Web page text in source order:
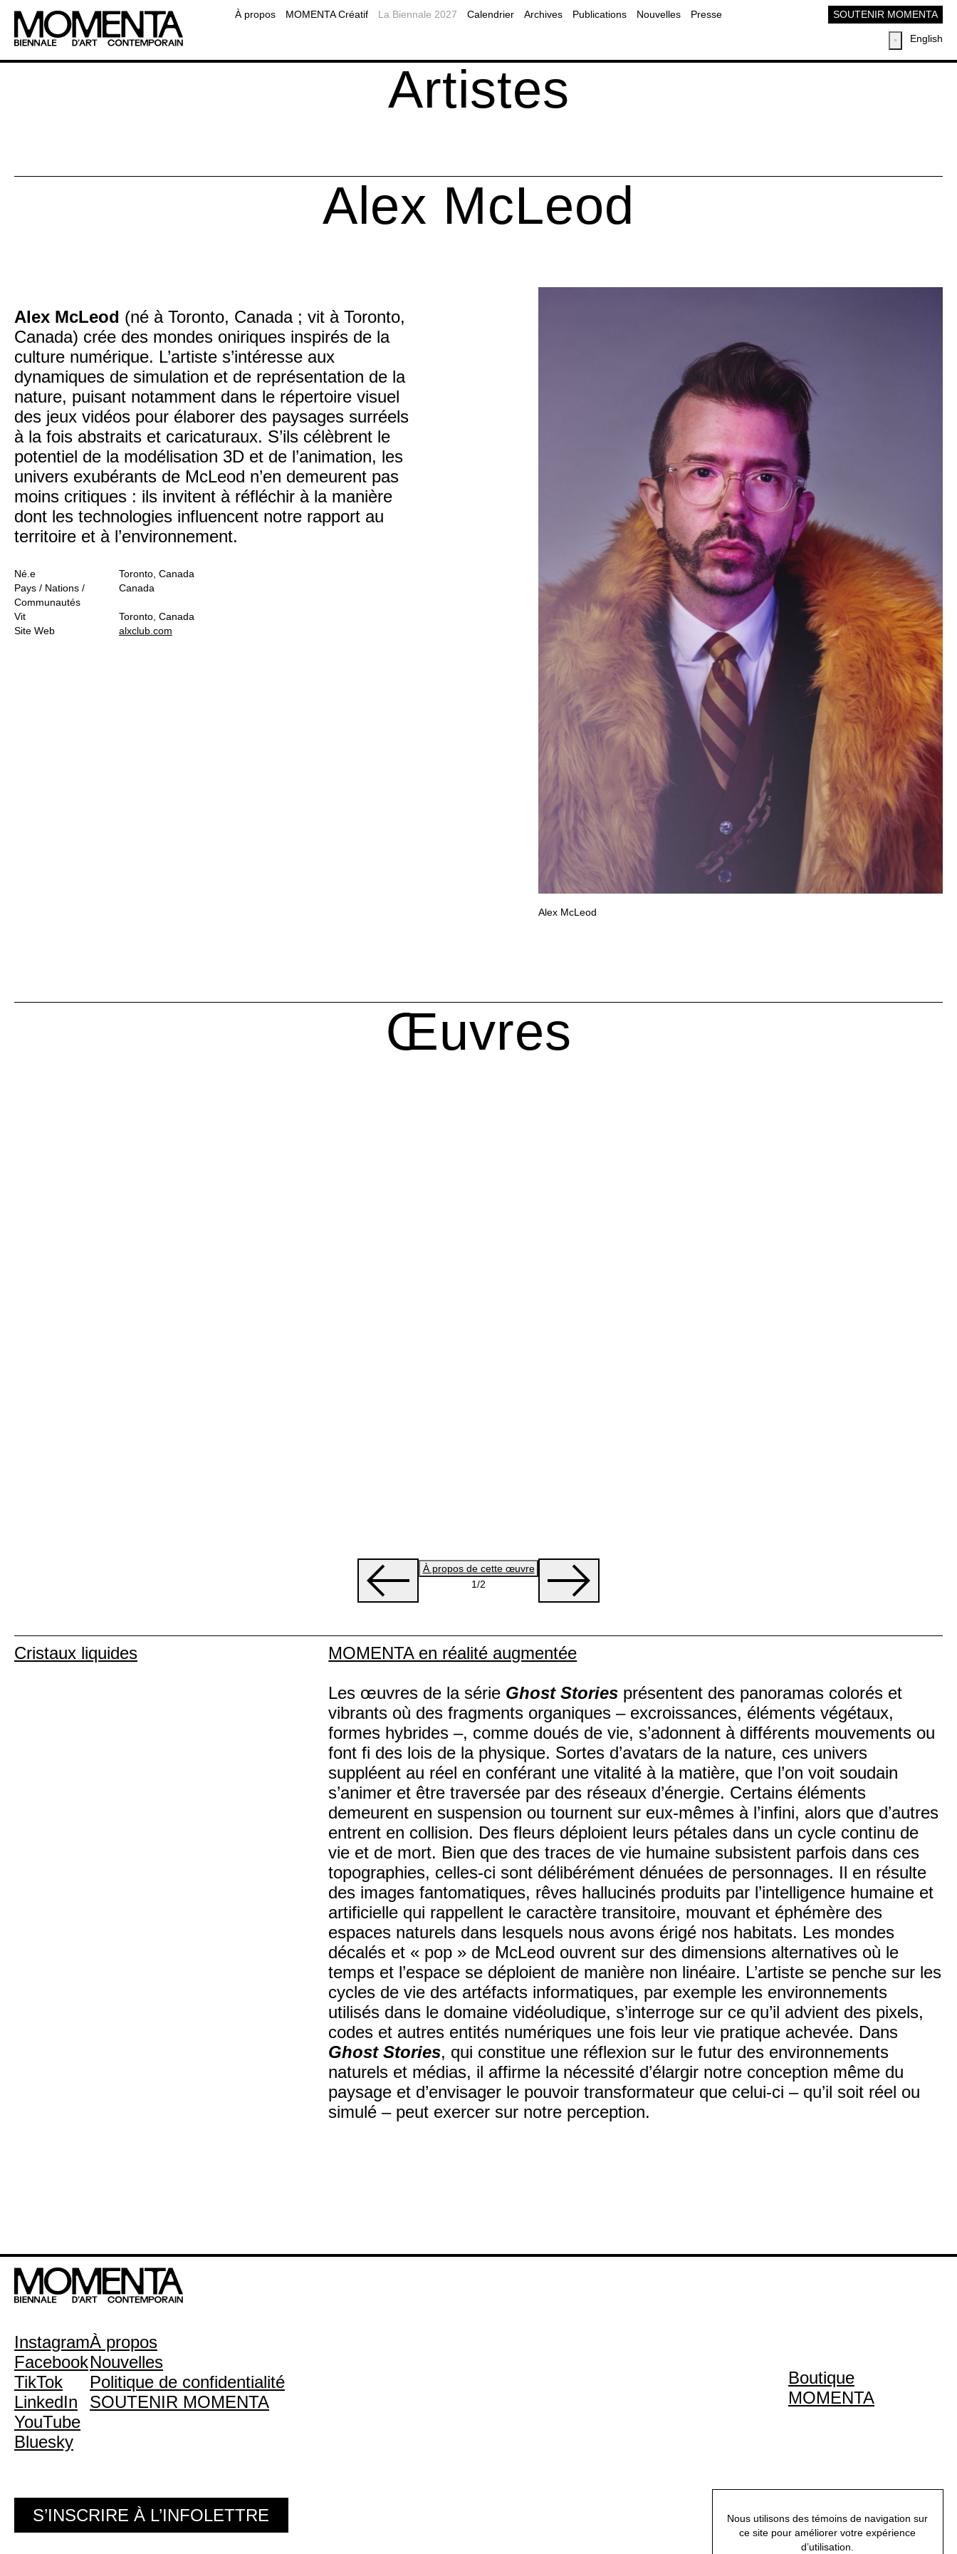
À propos
Contact
MOMENTA Créatif
2017
La Biennale 2027
Accessibilité
Calendrier Archives
Programmes publicsPublications Nouvelles Presse SOUTENIR MOMENTA
English
Artistes
Alex McLeod
Alex McLeod (né à Toronto, Canada ; vit à Toronto,
Canada) crée des mondes oniriques inspirés de la
culture numérique. L’artiste s’intéresse aux
dynamiques de simulation et de représentation de la
nature, puisant notamment dans le répertoire visuel
des jeux vidéos pour élaborer des paysages surréels
à la fois abstraits et caricaturaux. S’ils célèbrent le
potentiel de la modélisation 3D et de l’animation, les
univers exubérants de McLeod n’en demeurent pas
moins critiques : ils invitent à réfléchir à la manière
dont les technologies influencent notre rapport au
territoire et à l’environnement.
Né.e
Toronto, Canada
Pays / Nations /
Communautés
Canada
Vit
Toronto, Canada
Site Web
alxclub.com
Alex McLeod
Œuvres
À propos de cette œuvre
1/2
Cristaux liquides MOMENTA en réalité augmentée
Les œuvres de la série Ghost Stories présentent des panoramas colorés et
vibrants où des fragments organiques – excroissances, éléments végétaux,
formes hybrides –, comme doués de vie, s’adonnent à différents mouvements ou
font fi des lois de la physique. Sortes d’avatars de la nature, ces univers
suppléent au réel en conférant une vitalité à la matière, que l’on voit soudain
s’animer et être traversée par des réseaux d’énergie. Certains éléments
demeurent en suspension ou tournent sur eux-mêmes à l’infini, alors que d’autres
entrent en collision. Des fleurs déploient leurs pétales dans un cycle continu de
vie et de mort. Bien que des traces de vie humaine subsistent parfois dans ces
topographies, celles-ci sont délibérément dénuées de personnages. Il en résulte
des images fantomatiques, rêves hallucinés produits par l’intelligence humaine et
artificielle qui rappellent le caractère transitoire, mouvant et éphémère des
espaces naturels dans lesquels nous avons érigé nos habitats. Les mondes
décalés et « pop » de McLeod ouvrent sur des dimensions alternatives où le
temps et l’espace se déploient de manière non linéaire. L’artiste se penche sur les
cycles de vie des artéfacts informatiques, par exemple les environnements
utilisés dans le domaine vidéoludique, s’interroge sur ce qu’il advient des pixels,
codes et autres entités numériques une fois leur vie pratique achevée. Dans
Ghost Stories, qui constitue une réflexion sur le futur des environnements
naturels et médias, il affirme la nécessité d’élargir notre conception même du
paysage et d’envisager le pouvoir transformateur que celui-ci – qu’il soit réel ou
simulé – peut exercer sur notre perception.
Nous utilisons des témoins de navigation sur
ce site pour améliorer votre expérience
d’utilisation.
Instagram
Facebook
TikTok
LinkedIn
YouTube
Bluesky
À propos
Nouvelles
Politique de confidentialité
SOUTENIR MOMENTA
S’INSCRIRE À L’INFOLETTRE
Boutique
MOMENTA